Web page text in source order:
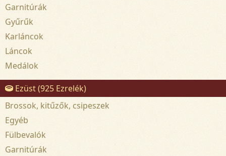
Garnitúrák
Gyűrűk
Karláncok
Láncok
Medálok
Ezüst (925 Ezrelék)
Brossok, kitűzők, csipeszek
Egyéb
Fülbevalók
Garnitúrák